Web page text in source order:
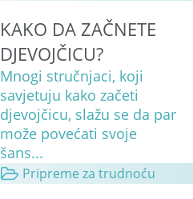
KAKO DA ZAČNETE
DJEVOJČICU?
Mnogi stručnjaci, koji
savjetuju kako začeti
djevojčicu, slažu se da par
može povećati svoje
šans...
Pripreme za trudnoću